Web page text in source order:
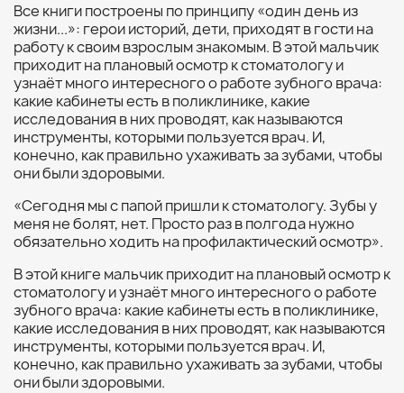
Все книги построены по принципу «один день из
жизни...»: герои историй, дети, приходят в гости на
работу к своим взрослым знакомым. В этой мальчик
приходит на плановый осмотр к стоматологу и
узнаёт много интересного о работе зубного врача:
какие кабинеты есть в поликлинике, какие
исследования в них проводят, как называются
инструменты, которыми пользуется врач. И,
конечно, как правильно ухаживать за зубами, чтобы
они были здоровыми.
«Сегодня мы с папой пришли к стоматологу. Зубы у
меня не болят, нет. Просто раз в полгода нужно
обязательно ходить на профилактический осмотр».
В этой книге мальчик приходит на плановый осмотр к
стоматологу и узнаёт много интересного о работе
зубного врача: какие кабинеты есть в поликлинике,
какие исследования в них проводят, как называются
инструменты, которыми пользуется врач. И,
конечно, как правильно ухаживать за зубами, чтобы
они были здоровыми.